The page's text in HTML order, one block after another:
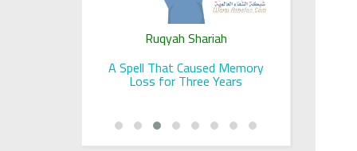
A
Ruqyah Shariah
A Spell That Caused Memory
Loss for Three Years